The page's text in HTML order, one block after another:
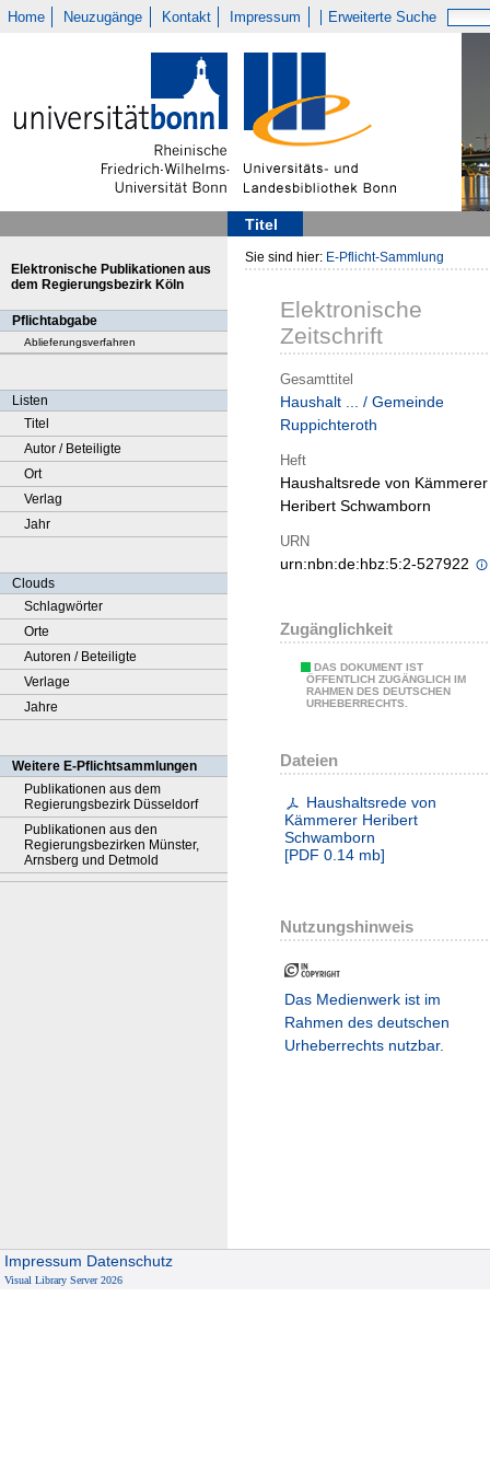
Home Neuzugänge Kontakt Impressum Erweiterte Suche
Titel
Elektronische Publikationen aus
dem Regierungsbezirk Köln
Pflichtabgabe
Ablieferungsverfahren
Listen
Titel
Autor / Beteiligte
Ort
Verlag
Jahr
Clouds
Schlagwörter
Orte
Autoren / Beteiligte
Verlage
Jahre
Weitere E-Pflichtsammlungen
Publikationen aus dem
Regierungsbezirk Düsseldorf
Publikationen aus den
Regierungsbezirken Münster,
Arnsberg und Detmold
Sie sind hier: E-Pflicht-Sammlung
Elektronische
Zeitschrift
Gesamttitel
Haushalt ... / Gemeinde
Ruppichteroth
Heft
Haushaltsrede von Kämmerer
Heribert Schwamborn
URN
urn:nbn:de:hbz:5:2-527922
Zugänglichkeit
DAS DOKUMENT IST
ÖFFENTLICH ZUGÄNGLICH IM
RAHMEN DES DEUTSCHEN
URHEBERRECHTS.
Dateien
Haushaltsrede von
Kämmerer Heribert
Schwamborn
[PDF 0.14 mb]
Nutzungshinweis
Das Medienwerk ist im
Rahmen des deutschen
Urheberrechts nutzbar.
Impressum Datenschutz
Visual Library Server 2026